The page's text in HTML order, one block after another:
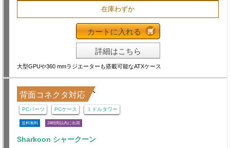
在庫わずか
カートに入れる
詳細はこちら
大型GPUや360 mmラジエーターも搭載可能なATXケース
背面コネクタ対応
PCパーツ PCケース ミドルタワー
送料無料 24時間以内に出荷
Sharkoon シャークーン